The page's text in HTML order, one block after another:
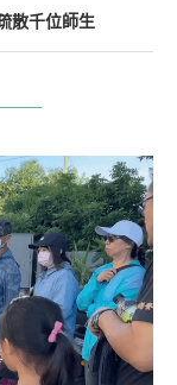
散千位師生